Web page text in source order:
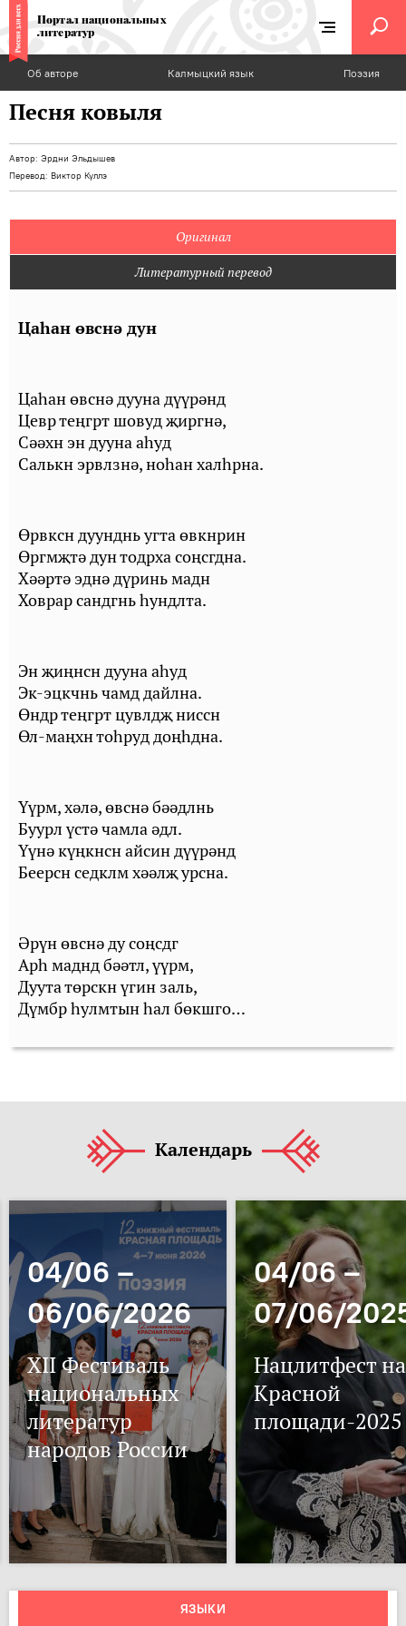
Портал национальных
литератур
Об авторе Калмыцкий язык Поэзия
Песня ковыля
Автор: Эрдни Эльдышев
Перевод: Виктор Куллэ
Оригинал
Литературный перевод
Цаһан өвснә дун
Цаһан өвснә дууна дүүрәнд
Цевр теңгрт шовуд җиргнә,
Сәәхн эн дууна аһуд
Салькн эрвлзнә, ноһан халһрна.
Өрвксн дуунднь угта өвкнрин
Өргмҗтә дун тодрха соңсгдна.
Хәәртә эднә дүринь мадн
Ховрар сандгнь һундлта.
Эн җиңнсн дууна аһуд
Эк-эцкчнь чамд дайлна.
Өндр теңгрт цувлдҗ ниссн
Өл-маңхн тоһруд доңһдна.
Үүрм, хәлә, өвснә бәәдлнь
Буурл үстә чамла әдл.
Үүнә күңкнсн айсин дүүрәнд
Беерсн седклм хәәлҗ урсна.
Әрүн өвснә ду соңсдг
Арһ маднд бәәтл, үүрм,
Дуута төрскн үгин заль,
Дүмбр һулмтын һал бөкшго…
Календарь
04/06 –
06/06/2026
XII Фестиваль
национальных
литератур
народов России
04/06 –
07/06/
Нацлитфест на
Красной
площади-2025
ЯЗЫКИ